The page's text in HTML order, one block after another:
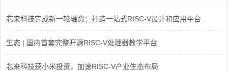
芯来科技完成新一轮融资：打造一站式RISC-V设计和应用平台
生态 | 国内首套完整开源RISC-V处理器教学平台
芯来科技获小米投资，加速RISC-V产业生态布局